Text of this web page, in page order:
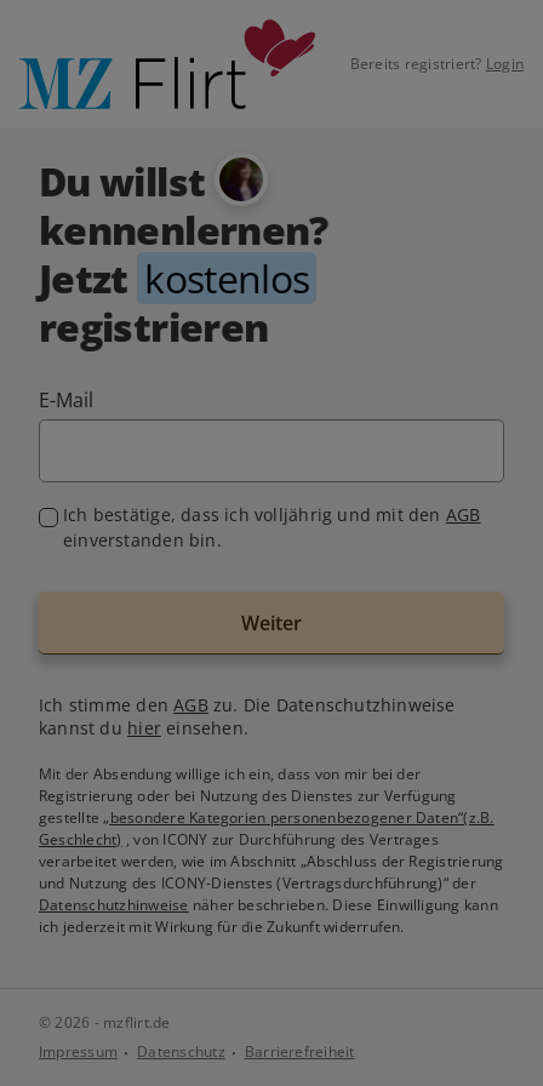
Bereits registriert? Login
Du willst
kennenlernen?
Jetzt kostenlos
registrieren
E-Mail
Ich bestätige, dass ich volljährig und mit den AGB
einverstanden bin.
Weiter
Ich stimme denAGB zu. Die Datenschutzhinweise
kannst du hiereinsehen.
Mit der Absendung willige ich ein, dass von mir bei der
Registrierung oder bei Nutzung des Dienstes zur Verfügung
gestellte„besondere Kategorien personenbezogener Daten“(z.B.
Geschlecht) , von ICONY zur Durchführung des Vertrages
verarbeitet werden, wie im Abschnitt „Abschluss der Registrierung
und Nutzung des ICONY-Dienstes (Vertragsdurchführung)“ der
Datenschutzhinweise näher beschrieben. Diese Einwilligung kann
ich jederzeit mit Wirkung für die Zukunft widerrufen.
© 2026 - mzflirt.de
Impressum
Datenschutz Barrierefreiheit